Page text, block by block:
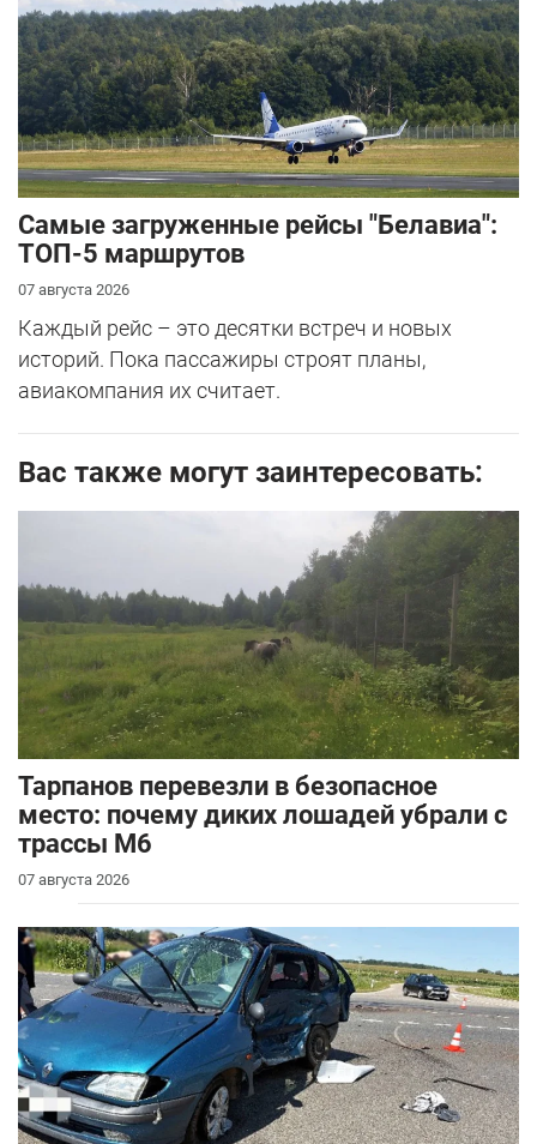
Самые загруженные рейсы "Белавиа":
ТОП-5 маршрутов
07 августа 2026
Каждый рейс – это десятки встреч и новых
историй. Пока пассажиры строят планы,
авиакомпания их считает.
Вас также могут заинтересовать:
Тарпанов перевезли в безопасное
место: почему диких лошадей убрали с
трассы М6
07 августа 2026